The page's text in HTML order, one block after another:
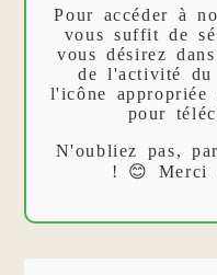
Pour accéder à
vous suffit de
vous désirez
de l'activité
l'icône appropriée
pour
N'oubliez pas,
! 😊 Merci